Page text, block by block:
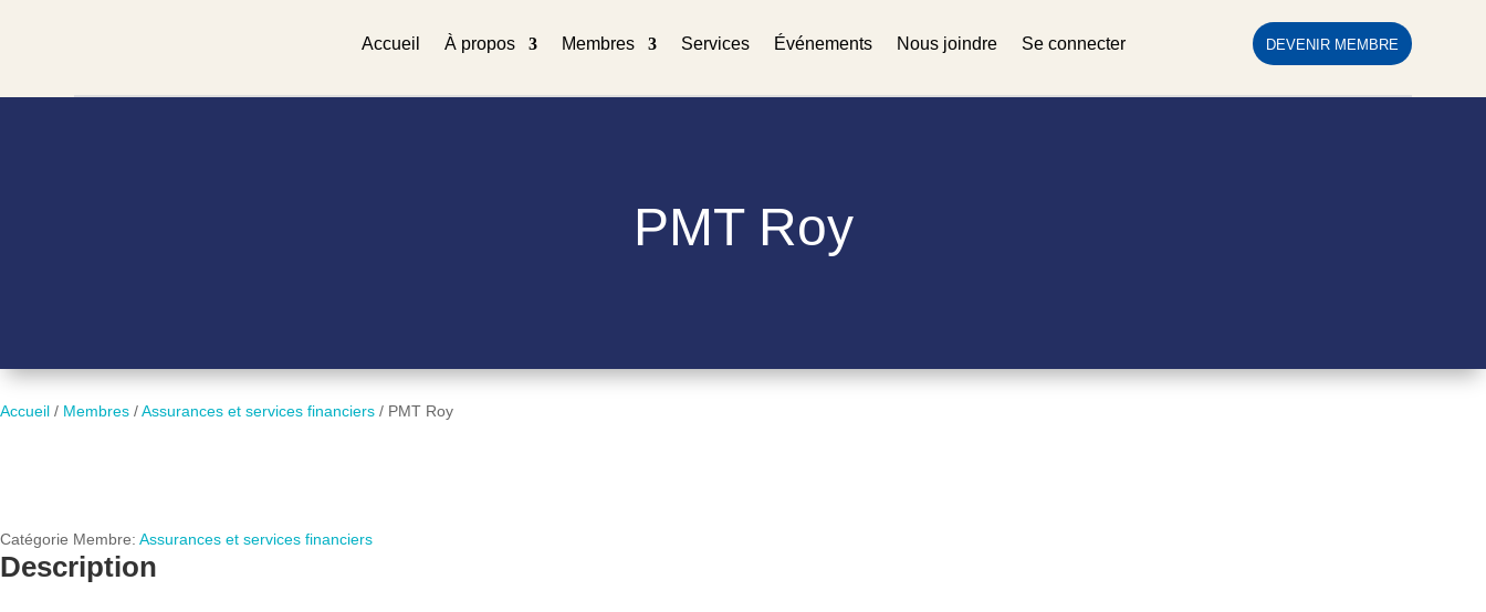
Accueil À propos Membres Services Événements Nous joindre Se connecter DEVENIR MEMBRE
PMT Roy
Accueil / Membres /Assurances et services financiers / PMT Roy
Catégorie Membre: Assurances et services financiers
Description